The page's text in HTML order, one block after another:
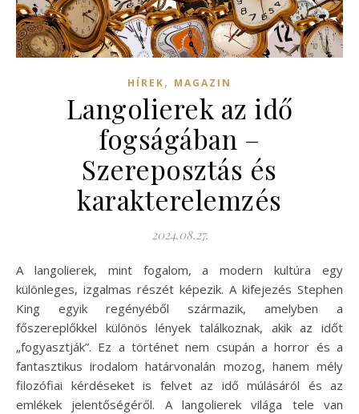
HÍREK, MAGAZIN
Langolierek az idő
fogságában –
Szereposztás és
karakterelemzés
2024.08.27.
A langolierek, mint fogalom, a modern kultúra egy
különleges, izgalmas részét képezik. A kifejezés Stephen
King egyik regényéből származik, amelyben a
főszereplőkkel különös lények találkoznak, akik az időt
„fogyasztják”. Ez a történet nem csupán a horror és a
fantasztikus irodalom határvonalán mozog, hanem mély
filozófiai kérdéseket is felvet az idő múlásáról és az
emlékek jelentőségéről. A langolierek világa tele van